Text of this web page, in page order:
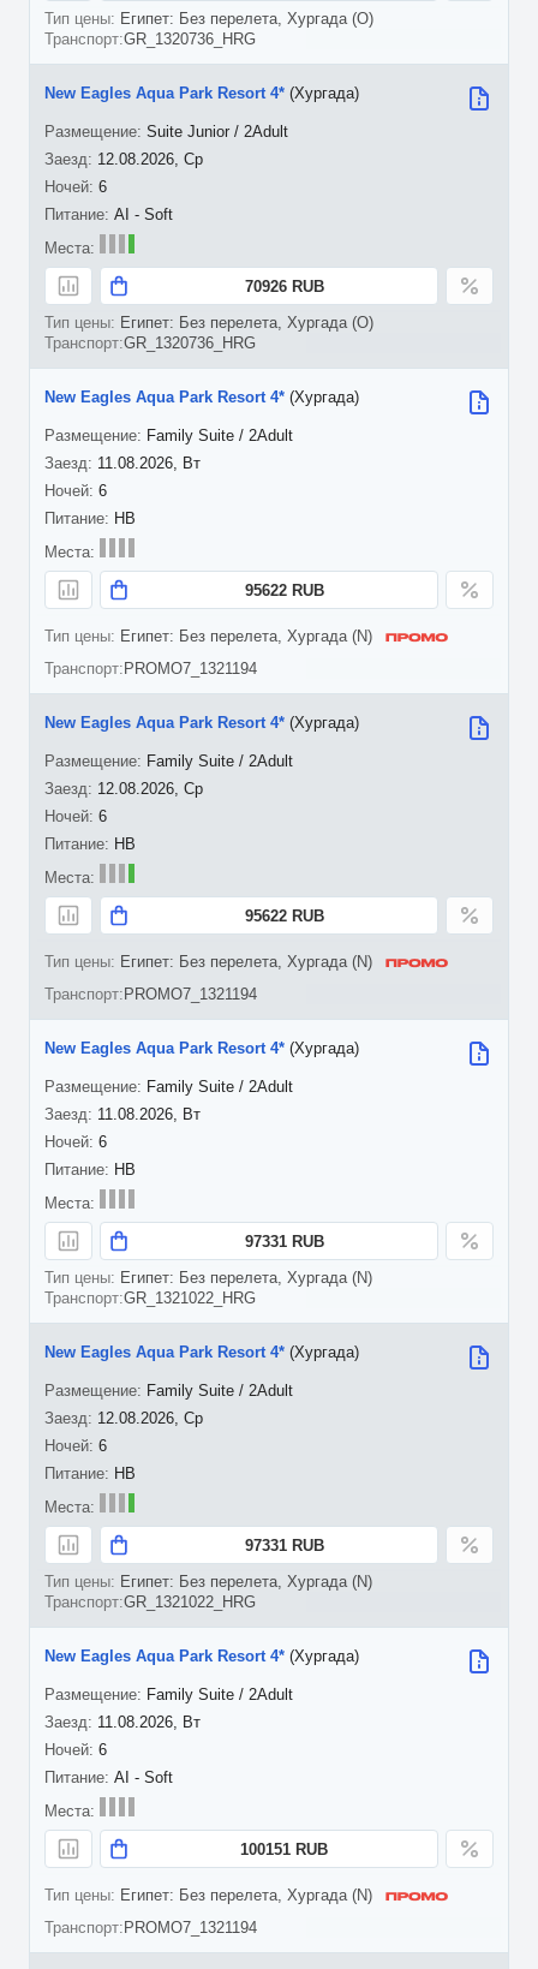
Египет: Без перелета, Хургада (O)
GR_1320736_HRG
12.08.2026, Ср
6
New Eagles Aqua Park Resort 4* (Хургада)
Suite Junior / 2Adult
AI - Soft
70926 RUB
Египет: Без перелета, Хургада (O)
GR_1320736_HRG
11.08.2026, Вт
6
New Eagles Aqua Park Resort 4* (Хургада)
Family Suite / 2Adult
HB
95622 RUB
Египет: Без перелета, Хургада (N)
PROMO7_1321194
12.08.2026, Ср
6
New Eagles Aqua Park Resort 4* (Хургада)
Family Suite / 2Adult
HB
95622 RUB
Египет: Без перелета, Хургада (N)
PROMO7_1321194
11.08.2026, Вт
6
New Eagles Aqua Park Resort 4* (Хургада)
Family Suite / 2Adult
HB
97331 RUB
Египет: Без перелета, Хургада (N)
GR_1321022_HRG
12.08.2026, Ср
6
New Eagles Aqua Park Resort 4* (Хургада)
Family Suite / 2Adult
HB
97331 RUB
Египет: Без перелета, Хургада (N)
GR_1321022_HRG
11.08.2026, Вт
6
New Eagles Aqua Park Resort 4* (Хургада)
Family Suite / 2Adult
AI - Soft
100151 RUB
Египет: Без перелета, Хургада (N)
PROMO7_1321194